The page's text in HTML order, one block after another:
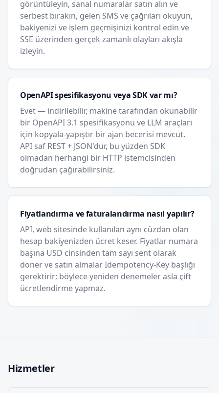
görüntüleyin, sanal numaralar satın alın ve
serbest bırakın, gelen SMS ve çağrıları okuyun,
bakiyenizi ve işlem geçmişinizi kontrol edin ve
SSE üzerinden gerçek zamanlı olayları akışla
izleyin.
OpenAPI spesifikasyonu veya SDK var mı?
Evet — indirilebilir, makine tarafından okunabilir
bir OpenAPI 3.1 spesifikasyonu ve LLM araçları
için kopyala-yapıştır bir ajan becerisi mevcut.
API saf REST + JSON'dur, bu yüzden SDK
olmadan herhangi bir HTTP istemcisinden
doğrudan çağırabilirsiniz.
Fiyatlandırma ve faturalandırma nasıl yapılır?
API, web sitesinde kullanılan aynı cüzdan olan
hesap bakiyenizden ücret keser. Fiyatlar numara
başına USD cinsinden tam sayı sent olarak
döner ve satın almalar Idempotency-Key başlığı
gerektirir; böylece yeniden denemeler asla çift
ücretlendirme yapmaz.
Hizmetler